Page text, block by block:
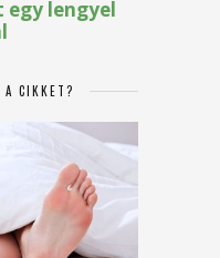
A CIKKET?